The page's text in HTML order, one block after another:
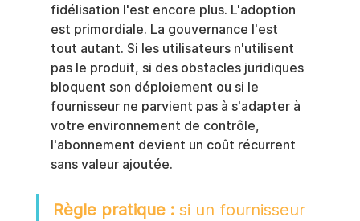
fidélisation l'est encore plus. L'adoption
est primordiale. La gouvernance l'est
tout autant. Si les utilisateurs n'utilisent
pas le produit, si des obstacles juridiques
bloquent son déploiement ou si le
fournisseur ne parvient pas à s'adapter à
votre environnement de contrôle,
l'abonnement devient un coût récurrent
sans valeur ajoutée.
Règle pratique : si un fournisseur